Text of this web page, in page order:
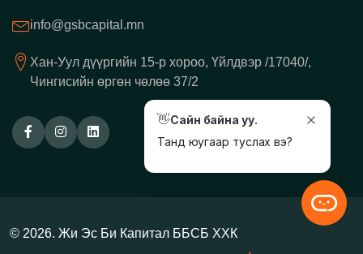
info@gsbcapital.mn
Хан-Уул дүүргийн 15-р хороо, Үйлдвэр /17040/,
Чингисийн өргөн чөлөө 37/2
© 2026. Жи Эс Би Капитал ББСБ ХХК
👋Сайн байна уу.
Танд юугаар туслах вэ?